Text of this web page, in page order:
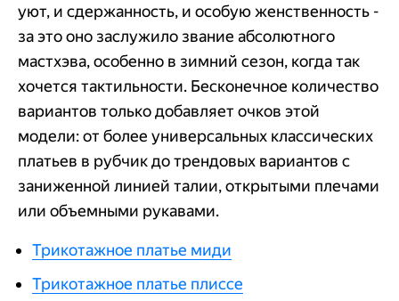
уют, и сдержанность, и особую женственность -
за это оно заслужило звание абсолютного
мастхэва, особенно в зимний сезон, когда так
хочется тактильности. Бесконечное количество
вариантов только добавляет очков этой
модели: от более универсальных классических
платьев в рубчик до трендовых вариантов с
заниженной линией талии, открытыми плечами
или объемными рукавами.
Трикотажное платье миди
Трикотажное платье плиссе